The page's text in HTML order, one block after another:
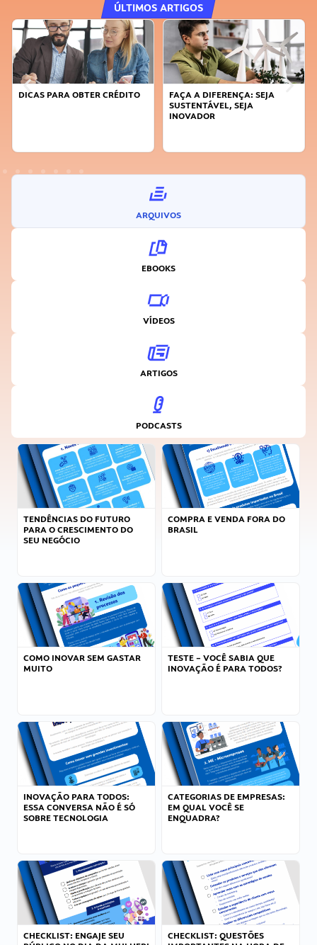
ÚLTIMOS ARTIGOS
DICAS PARA OBTER CRÉDITO
FAÇA A DIFERENÇA: SEJA
SUSTENTÁVEL, SEJA
INOVADOR
ARQUIVOS
EBOOKS
VÍDEOS
ARTIGOS
PODCASTS
TENDÊNCIAS DO FUTURO
PARA O CRESCIMENTO DO
SEU NEGÓCIO
COMPRA E VENDA FORA DO
BRASIL
COMO INOVAR SEM GASTAR
MUITO
TESTE – VOCÊ SABIA QUE
INOVAÇÃO É PARA TODOS?
INOVAÇÃO PARA TODOS:
ESSA CONVERSA NÃO É SÓ
SOBRE TECNOLOGIA
CATEGORIAS DE EMPRESAS:
EM QUAL VOCÊ SE
ENQUADRA?
CHECKLIST: ENGAJE SEU
CHECKLIST: QUESTÕES